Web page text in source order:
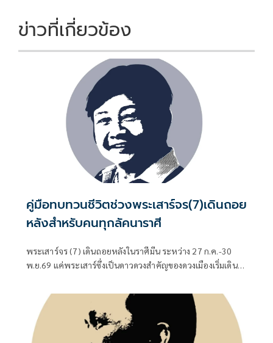
k k
ข่าวที่เกี่ยวข้อง
คู่มือทบทวนชีวิตช่วงพระเสาร์จร(7)เดินถอย
หลังสำหรับคนทุกลัคนาราศี
พระเสาร์จร (7) เดินถอยหลังในราศีมีน ระหว่าง 27 ก.ค.-30
พ.ย.69 แค่พระเสาร์ซึ่งเป็นดาวดวงสำคัญของดวงเมืองเริ่มเดิน
สัญญาณจะเปลี่ยนแปลงใหญ่ในนโยบายสำคัญของรัฐบาล